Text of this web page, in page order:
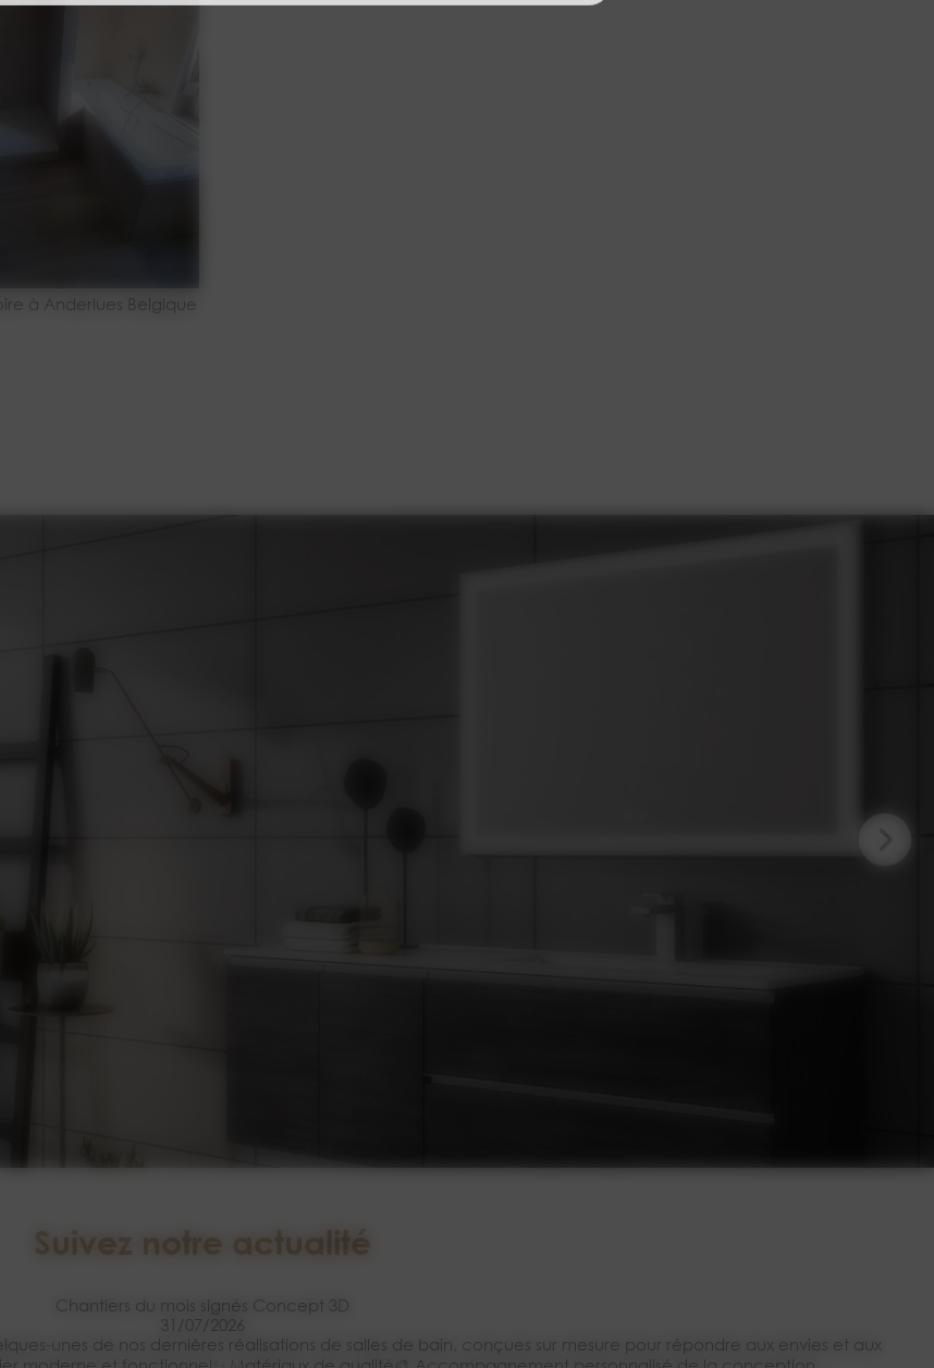
à Anderlues Belgique
Suivez notre actualité
Chantiers du mois signés Concept 3D
31/07/2026
unes de nos dernières réalisations de salles de bain, conçues sur mesure pour répondre aux envies et aux